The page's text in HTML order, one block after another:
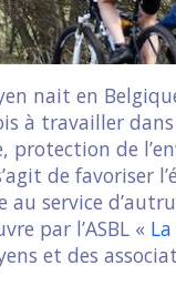
nait en
à travailler
de
de favoriser
service
par l’ASBL «
et des